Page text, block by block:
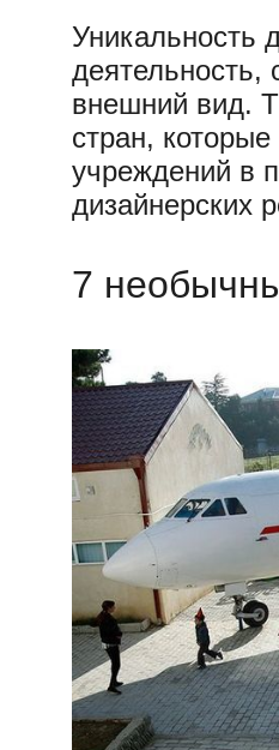
Уникальность
внешний вид.
стран,
учреждений в
дизайнерских
7